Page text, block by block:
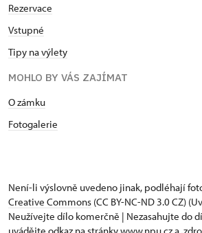
Rezervace
Vstupné
Tipy na výlety
MOHLO BY VÁS ZAJÍMAT
O zámku
Fotogalerie
Není-li výslovně uvedeno jinak, podléhají
Creative Commons (CC BY-NC-ND 3.0 CZ)
Neužívejte dílo komerčně | Nezasahujte do